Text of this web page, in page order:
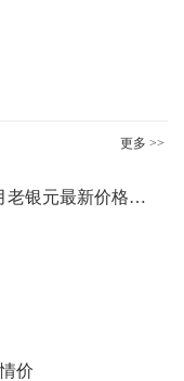
元成交50版
成交3套
更多 >>
投资老银元有魄力也得有实力，12月老银元最新价格速递
价